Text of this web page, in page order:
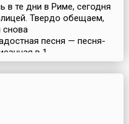
в те дни в Риме, сегодня
Твердо обещаем,
снова
песня — песня-
в 1...